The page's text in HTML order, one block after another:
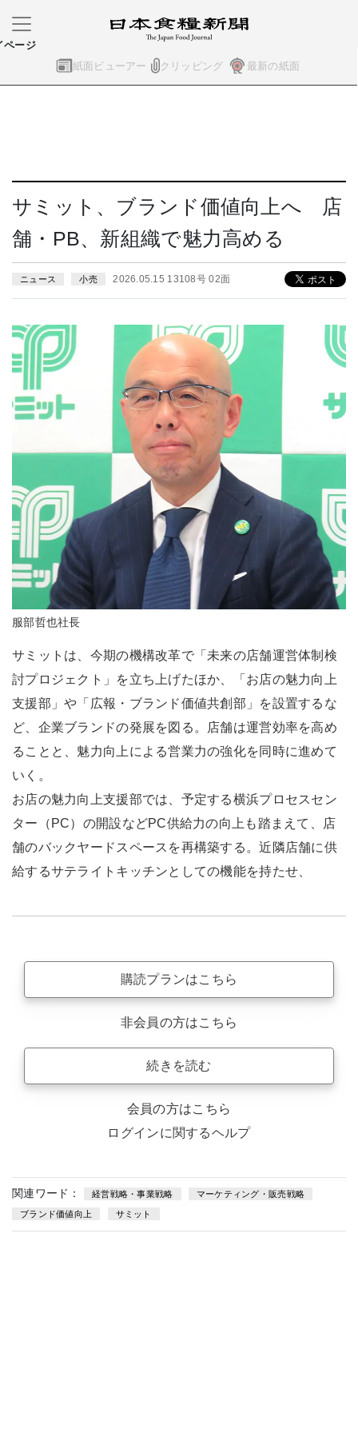
紙面ビューアー クリッピング 最新の紙面
ページ
サミット、ブランド価値向上へ 店
舗・PB、新組織で魅力高める
ニュース 小売 2026.05.15 13108号 02面
服部哲也社長
サミットは、今期の機構改革で「未来の店舗運営体制検
討プロジェクト」を立ち上げたほか、「お店の魅力向上
支援部」や「広報・ブランド価値共創部」を設置するな
ど、企業ブランドの発展を図る。店舗は運営効率を高め
ることと、魅力向上による営業力の強化を同時に進めて
いく。
お店の魅力向上支援部では、予定する横浜プロセスセン
ター（PC）の開設などPC供給力の向上も踏まえて、店
舗のバックヤードスペースを再構築する。近隣店舗に供
給するサテライトキッチンとしての機能を持たせ、
購読プランはこちら
非会員の方はこちら
続きを読む
会員の方はこちら
ログインに関するヘルプ
関連ワード： 経営戦略・事業戦略 マーケティング・販売戦略
ブランド価値向上 サミット